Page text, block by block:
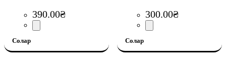
390.00₴
Солар
300.00₴
Солар